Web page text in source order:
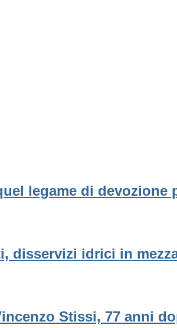
legame di devozione
disservizi idrici in
Stissi, 77 anni